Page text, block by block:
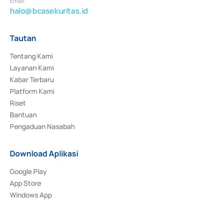
halo@bcasekuritas.id
Tautan
Tentang Kami
Layanan Kami
Kabar Terbaru
Platform Kami
Riset
Bantuan
Pengaduan Nasabah
Download Aplikasi
Google Play
App Store
Windows App